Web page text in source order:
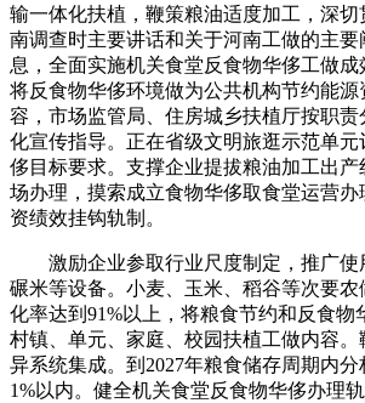
输一体化扶植，鞭策粮油适度加工，深
南调查时主要讲话和关于河南工做的主要
息，全面实施机关食堂反食物华侈工做成
将反食物华侈环境做为公共机构节约能
容，市场监管局、住房城乡扶植厅按职责
化宣传指导。正在省级文明旅逛示范单
侈目标要求。支撑企业提拔粮油加工出
场办理，摸索成立食物华侈取食堂运营
资绩效挂钩轨制。
激励企业参取行业尺度制定，推广使
碾米等设备。小麦、玉米、稻谷等次要
化率达到91%以上，将粮食节约和反食物
村镇、单元、家庭、校园扶植工做内容
异系统集成。到2027年粮食储存周期内
1%以内。健全机关食堂反食物华侈办理